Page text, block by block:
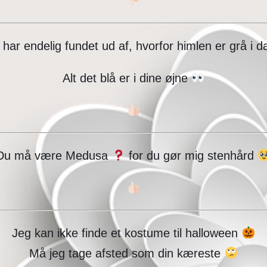
har endelig fundet ud af, hvorfor himlen er grå i
Alt det blå er i dine øjne
må være Medusa for du gør mig stenhård
Jeg kan ikke finde et kostume til halloween
Må jeg tage afsted som din kæreste